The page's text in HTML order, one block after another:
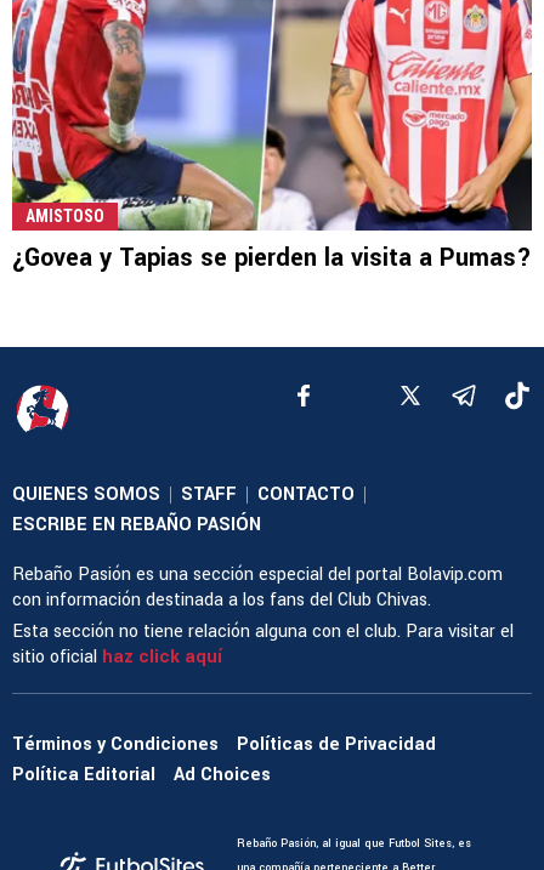
AMISTOSO
¿Govea y Tapias se pierden la visita a Pumas?
QUIENES SOMOS | STAFF | CONTACTO |
ESCRIBE EN REBAÑO PASIÓN
Rebaño Pasión es una sección especial del portal Bolavip.com
con información destinada a los fans del Club Chivas.
Esta sección no tiene relación alguna con el club. Para visitar el
sitio oficial haz click aquí
Términos y Condiciones
Políticas de Privacidad
Política Editorial
Ad Choices
Rebaño Pasión, al igual que Futbol Sites, es